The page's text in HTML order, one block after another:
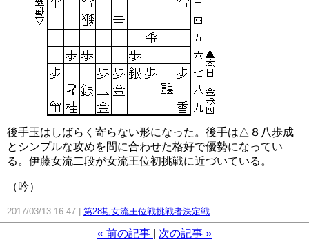
後手玉はしばらく寄らない形になった。後手は△８八歩成
とシンプルな攻めを間に合わせた格好で優勢になってい
る。伊藤女流二段が女流王位初挑戦に近づいている。
（吟）
2017/03/13 16:47 第28期女流王位戦挑戦者決定戦
« 前の記事 次の記事 »